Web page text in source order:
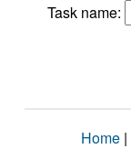
Task name:
Home |